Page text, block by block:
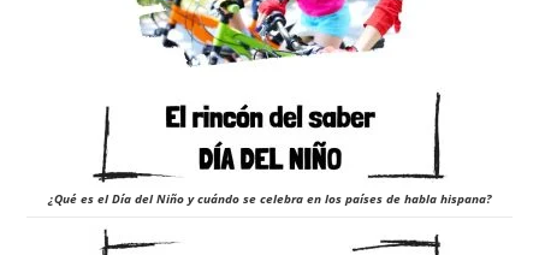
¿Qué es el Día del Niño y cuándo se celebra en los países de habla hispana?